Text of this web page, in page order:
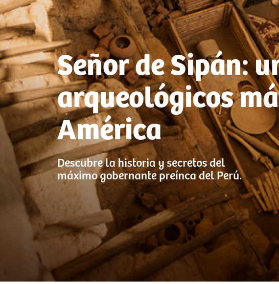
Señor de Sipán:
arqueológicos
América
Descubre la historia y secretos del
máximo gobernante preínca del Perú.